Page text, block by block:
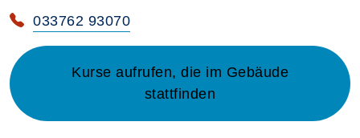
033762 93070
Kurse aufrufen, die im Gebäude
stattfinden